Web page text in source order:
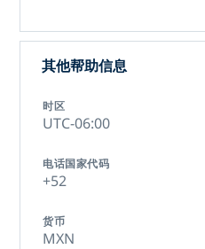
其他帮助信息
时区
UTC-06:00
电话国家代码
+52
货币
MXN